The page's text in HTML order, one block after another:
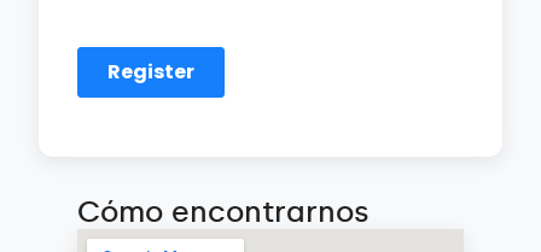
Cómo encontrarnos